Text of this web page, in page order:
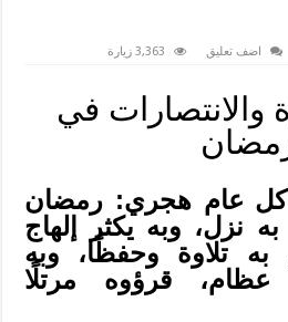
اضف تعليق 3,363 زيارة
والانتصارات في
كل عام هجري: رمضان
نزل، وبه يكثر إلهاج
به تلاوة وحفظًا، وبه
عظام، قرؤوه مرتلًا